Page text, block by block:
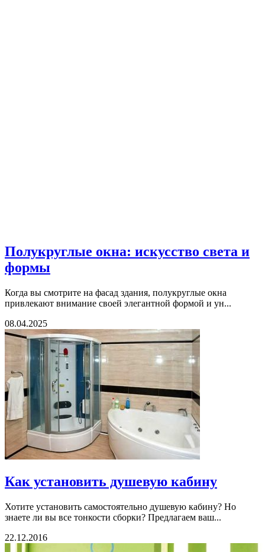
Полукруглые окна: искусство света и
формы
Когда вы смотрите на фасад здания, полукруглые окна
привлекают внимание своей элегантной формой и ун...
08.04.2025
Как установить душевую кабину
Хотите установить самостоятельно душевую кабину? Но
знаете ли вы все тонкости сборки? Предлагаем ваш...
22.12.2016